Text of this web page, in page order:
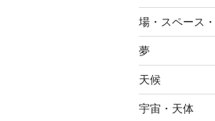
場・スペース
夢
天候
宇宙・天体